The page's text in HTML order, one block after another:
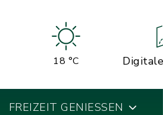
18 °C
FREIZEIT GENIESSEN